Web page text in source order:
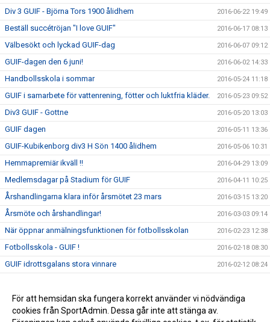
Div 3 GUIF - Björna Tors 1900 ålidhem 2016-06-22 19:49
Beställ succétröjan "I love GUIF" 2016-06-17 08:13
Välbesökt och lyckad GUIF-dag 2016-06-07 09:12
GUIF-dagen den 6 juni! 2016-06-02 14:33
Handbollsskola i sommar 2016-05-24 11:18
GUIF i samarbete för vattenrening, fötter och luktfria kläder. 2016-05-23 09:52
Div3 GUIF - Gottne 2016-05-20 13:03
GUIF dagen 2016-05-11 13:36
GUIF-Kubikenborg div3 H Sön 1400 ålidhem 2016-05-06 10:31
Hemmapremiär ikväll !! 2016-04-29 13:09
Medlemsdagar på Stadium för GUIF 2016-04-11 10:25
Årshandlingarna klara inför årsmötet 23 mars 2016-03-15 13:20
Årsmöte och årshandlingar! 2016-03-03 09:14
När öppnar anmälningsfunktionen för fotbollsskolan 2016-02-23 12:38
Fotbollsskola - GUIF ! 2016-02-18 08:30
GUIF idrottsgalans stora vinnare 2016-02-12 08:24
Övergång från klasslag till kommunserielag 2016-02-03 08:33
Klasslagsturnering i innebandy 2016-02-03 08:31
För att hemsidan ska fungera korrekt använder vi nödvändiga
cookies från SportAdmin. Dessa går inte att stänga av.